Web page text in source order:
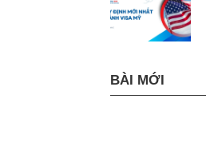
BÀI MỚI